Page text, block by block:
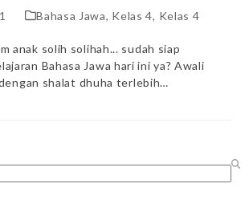
Bahasa Jawa, Kelas 4, Kelas 4
anak solih solihah... sudah siap
Bahasa Jawa hari ini ya? Awali
shalat dhuha terlebih…